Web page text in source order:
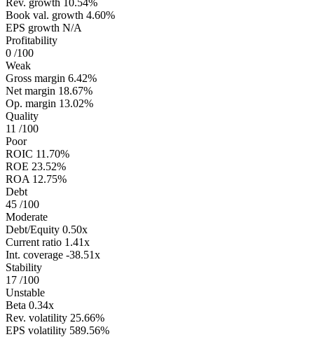
Rev. growth 10.54%
Book val. growth 4.60%
EPS growth N/A
Profitability
0 /100
Weak
Gross margin 6.42%
Net margin 18.67%
Op. margin 13.02%
Quality
11 /100
Poor
ROIC 11.70%
ROE 23.52%
ROA 12.75%
Debt
45 /100
Moderate
Debt/Equity 0.50x
Current ratio 1.41x
Int. coverage -38.51x
Stability
17 /100
Unstable
Beta 0.34x
Rev. volatility 25.66%
EPS volatility 589.56%